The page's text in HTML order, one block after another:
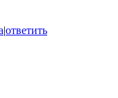
|ответить